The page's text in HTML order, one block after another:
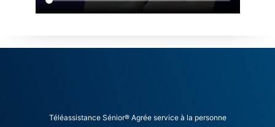
Téléassistance Sénior® Agrée service à la personne